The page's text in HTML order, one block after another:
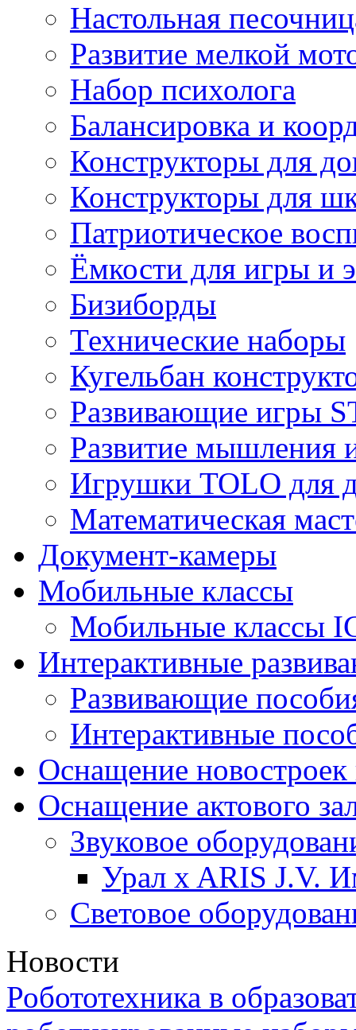
Настольная
Развитие мелкой
Набор психолога
Балансировка и
Конструкторы для
Конструкторы для
Патриотическое
Ёмкости для игры и
Бизиборды
Технические наборы
Кугельбан
Развивающие игры
Развитие мышления
Игрушки TOLO для
Математическая
Документ-камеры
Мобильные классы
Мобильные классы
Интерактивные
Развивающие
Интерактивные
Оснащение новостроек
Оснащение актового
Звуковое
Урал x ARIS J.V.
Световое
Новости
Робототехника в